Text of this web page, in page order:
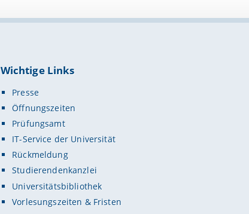
Wichtige Links
Presse
Öffnungszeiten
Prüfungsamt
IT-Service der Universität
Rückmeldung
Studierendenkanzlei
Universitätsbibliothek
Vorlesungszeiten & Fristen